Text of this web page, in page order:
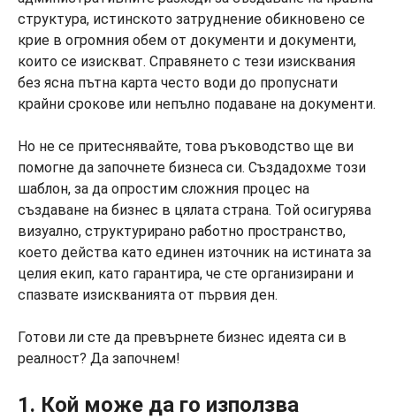
структура, истинското затруднение обикновено се
крие в огромния обем от документи и документи,
които се изискват. Справянето с тези изисквания
без ясна пътна карта често води до пропуснати
крайни срокове или непълно подаване на документи.
Но не се притеснявайте, това ръководство ще ви
помогне да започнете бизнеса си. Създадохме този
шаблон, за да опростим сложния процес на
създаване на бизнес в цялата страна. Той осигурява
визуално, структурирано работно пространство,
което действа като единен източник на истината за
целия екип, като гарантира, че сте организирани и
спазвате изискванията от първия ден.
Готови ли сте да превърнете бизнес идеята си в
реалност? Да започнем!
1. Кой може да го използва